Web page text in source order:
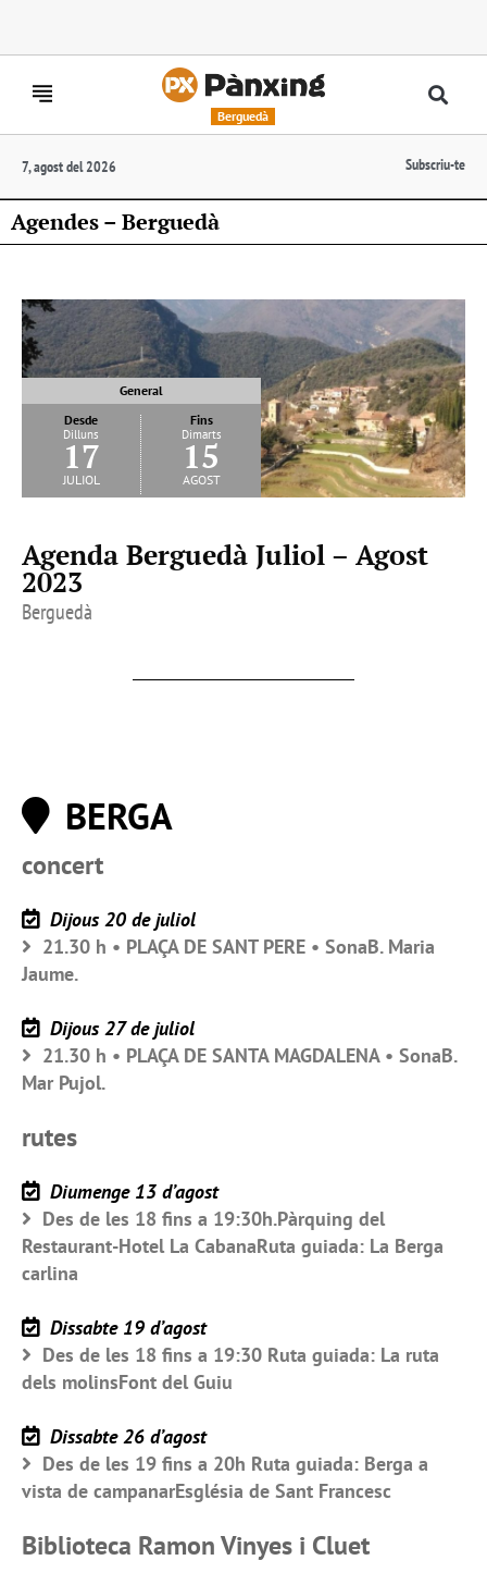
Berguedà
7, agost del 2026 Subscriu-te
Agendes – Berguedà
General
Desde
Dilluns
17
juliol
Fins
Dimarts
15
agost
Agenda Berguedà Juliol – Agost
2023
Berguedà
BERGA
concert
Dijous 20 de juliol
21.30 h • PLAÇA DE SANT PERE • SonaB. Maria
Jaume.
Dijous 27 de juliol
21.30 h • PLAÇA DE SANTA MAGDALENA • SonaB.
Mar Pujol.
rutes
Diumenge 13 d’agost
Des de les 18 fins a 19:30h.Pàrquing del
Restaurant-Hotel La CabanaRuta guiada: La Berga
carlina
Dissabte 19 d’agost
Des de les 18 fins a 19:30 Ruta guiada: La ruta
dels molinsFont del Guiu
Dissabte 26 d’agost
Des de les 19 fins a 20h Ruta guiada: Berga a
vista de campanarEsglésia de Sant Francesc
Biblioteca Ramon Vinyes i Cluet